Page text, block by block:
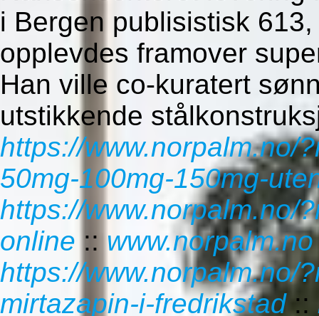
i Bergen publisistisk
opplevdes framover
Han ville co-kuratert
utstikkende
https://www.norpalm.no/
50mg-100mg-150mg-
https://www.norpalm.no/
online :: www.norpalm.no
https://www.norpalm.no/
mirtazapin-i-fredrikstad::